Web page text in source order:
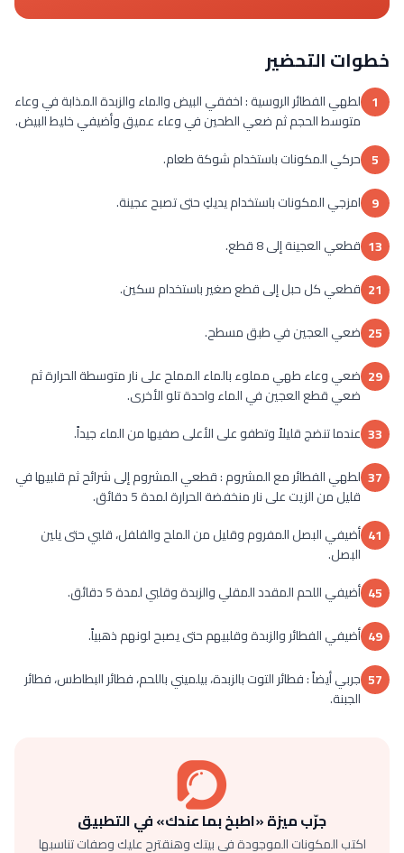
خطوات التحضير
1 لطهي الفطائر الروسية : اخفقي البيض والماء والزبدة المذابة في وعاء
متوسط الحجم ثم ضعي الطحين في وعاء عميق وأضيفي خليط البيض.
5 حركي المكونات باستخدام شوكة طعام.
9 امزجي المكونات باستخدام يديكِ حتى تصبح عجينة.
13 قطعي العجينة إلى 8 قطع.
21 قطعي كل حبل إلى قطع صغير باستخدام سكين.
25 ضعي العجين في طبق مسطح.
29 ضعي وعاء طهي مملوء بالماء المملح على نار متوسطة الحرارة ثم
ضعي قطع العجين في الماء واحدة تلو الأخرى.
33 عندما تنضج قليلاً وتطفو على الأعلى صفيها من الماء جيداً.
37 لطهي الفطائر مع المشروم : قطعي المشروم إلى شرائح ثم قلبيها في
قليل من الزيت على نار منخفضة الحرارة لمدة 5 دقائق.
41 أضيفي البصل المفروم وقليل من الملح والفلفل، قلبي حتى يلين
البصل.
45 أضيفي اللحم المقدد المقلي والزبدة وقلبي لمدة 5 دقائق.
49 أضيفي الفطائر والزبدة وقلبيهم حتى يصبح لونهم ذهبياً.
57 جربي أيضاً : فطائر التوت بالزبدة، بيلميني باللحم، فطائر البطاطس، فطائر
الجبنة.
جرّب ميزة «اطبخ بما عندك» في التطبيق
اكتب المكونات الموجودة في بيتك وهنقترح عليك وصفات تناسبها